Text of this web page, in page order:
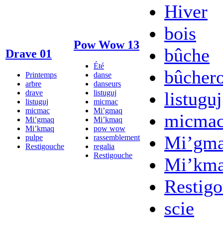
Drave 01
Printemps
arbre
drave
listuguj
micmac
Mi’gmaq
Mi’kmaq
pulpe
Restigouche
Pow Wow 13
Été
danse
danseurs
listuguj
micmac
Mi’gmaq
Mi’kmaq
pow wow
rassemblement
regalia
Restigouche
Hiver
bois
bûche
listuguj
scie